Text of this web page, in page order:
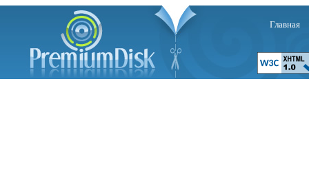
Главная